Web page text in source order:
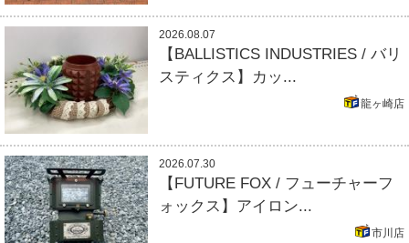
2026.08.07
【BALLISTICS INDUSTRIES / バリ
スティクス】カッ...
龍ヶ崎店
2026.07.30
【FUTURE FOX / フューチャーフ
ォックス】アイロン...
市川店